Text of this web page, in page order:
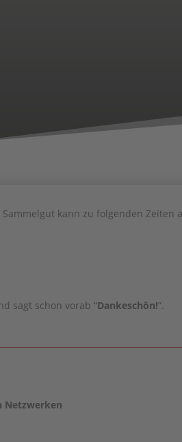
kann zu folgenden Zeiten
sagt schon vorab “Dankeschön!”.
Netzwerken